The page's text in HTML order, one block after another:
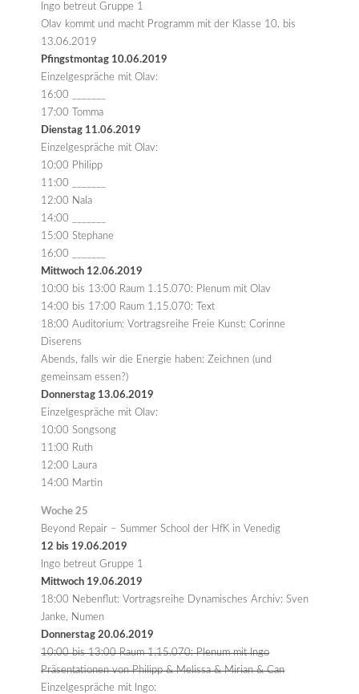
Ingo betreut Gruppe 1
Olav kommt und macht Programm mit der Klasse 10. bis
13.06.2019
Pfingstmontag 10.06.2019
Einzelgespräche mit Olav:
16:00 _______
17:00 Tomma
Dienstag 11.06.2019
Einzelgespräche mit Olav:
10:00 Philipp
11:00 _______
12:00 Nala
14:00 _______
15:00 Stephane
16:00 _______
Mittwoch 12.06.2019
10:00 bis 13:00 Raum 1.15.070: Plenum mit Olav
14:00 bis 17:00 Raum 1.15.070: Text
18:00 Auditorium: Vortragsreihe Freie Kunst: Corinne
Diserens
Abends, falls wir die Energie haben: Zeichnen (und
gemeinsam essen?)
Donnerstag 13.06.2019
Einzelgespräche mit Olav:
10:00 Songsong
11:00 Ruth
12:00 Laura
14:00 Martin
Woche 25
Beyond Repair – Summer School der HfK in Venedig
12 bis 19.06.2019
Ingo betreut Gruppe 1
Mittwoch 19.06.2019
18:00 Nebenflut: Vortragsreihe Dynamisches Archiv: Sven
Janke, Numen
Donnerstag 20.06.2019
10:00 bis 13:00 Raum 1.15.070: Plenum mit Ingo
Präsentationen von Philipp & Melissa & Mirian & Can
Einzelgespräche mit Ingo: